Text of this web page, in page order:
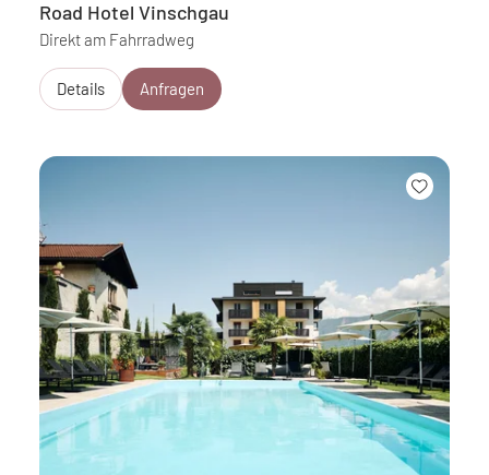
Road Hotel Vinschgau
Direkt am Fahrradweg
Details Anfragen